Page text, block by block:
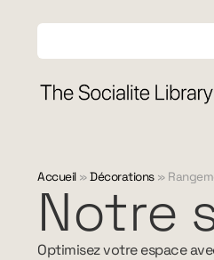
Accueil»Décorations»
Notre
Optimisez votre espace